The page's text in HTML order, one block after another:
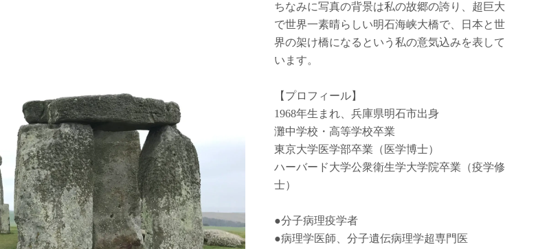
ちなみに写真の背景は私の故郷の誇り、超巨大
で世界一素晴らしい明石海峡大橋で、日本と世
界の架け橋になるという私の意気込みを表して
います。
【プロフィール】
1968年生まれ、兵庫県明石市出身
灘中学校・高等学校卒業
東京大学医学部卒業（医学博士）
ハーバード大学公衆衛生学大学院卒業（疫学修
士）
●分子病理疫学者
●病理学医師、分子遺伝病理学超専門医